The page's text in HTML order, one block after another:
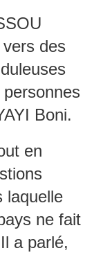
des
personnes
Boni.
en
laquelle
ne fait
a parlé,